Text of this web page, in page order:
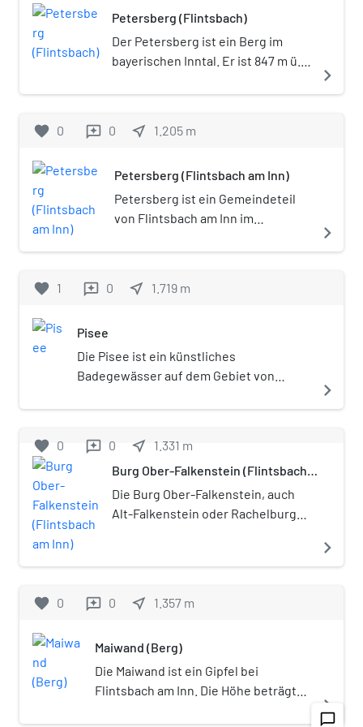
Aktennummer D-1-87-131-33, die
ehemalige Propstei (Gasthaus) als
Baudenkmal D-1-87-131-34 und die
Petersberg (Flintsbach)
Der Petersberg ist ein Berg im
bayerischen Inntal. Er ist 847 m ü.
Bayerischen Voralpen und dort
navigate_next
favorite 0 reviews 0 near_me 1.205 m
Petersberg (Flintsbach am Inn)
Petersberg ist ein Gemeindeteil
von Flintsbach am Inn im
Rosenheim.
navigate_next
favorite 1 reviews 0 near_me 1.719 m
Pisee
Die Pisee ist ein künstliches
Badegewässer auf dem Gebiet von
in Bayern.
navigate_next
favorite 0 reviews 0 near_me 1.331 m
Burg Ober-Falkenstein (Flintsbach
Die Burg Ober-Falkenstein, auch
Alt-Falkenstein oder Rachelburg
bayerischen Gemeinde Flintsbach
oberhalb der als Ruine erhaltenen
Falkenstein).
navigate_next
favorite 0 reviews 0 near_me 1.357 m
Maiwand (Berg)
Die Maiwand ist ein Gipfel bei
Flintsbach am Inn. Die Höhe beträgt
navigate_next
chat_bubble_outline